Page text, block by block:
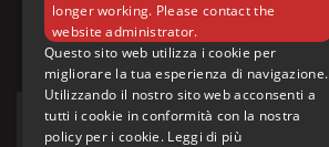
24 25 26 27
longer working. Please contact the
website administrator.
Questo sito web utilizza i cookie per
migliorare la tua esperienza di navigazione.
Utilizzando il nostro sito web acconsenti a
tutti i cookie in conformità con la nostra
policy per i cookie. Leggi di più